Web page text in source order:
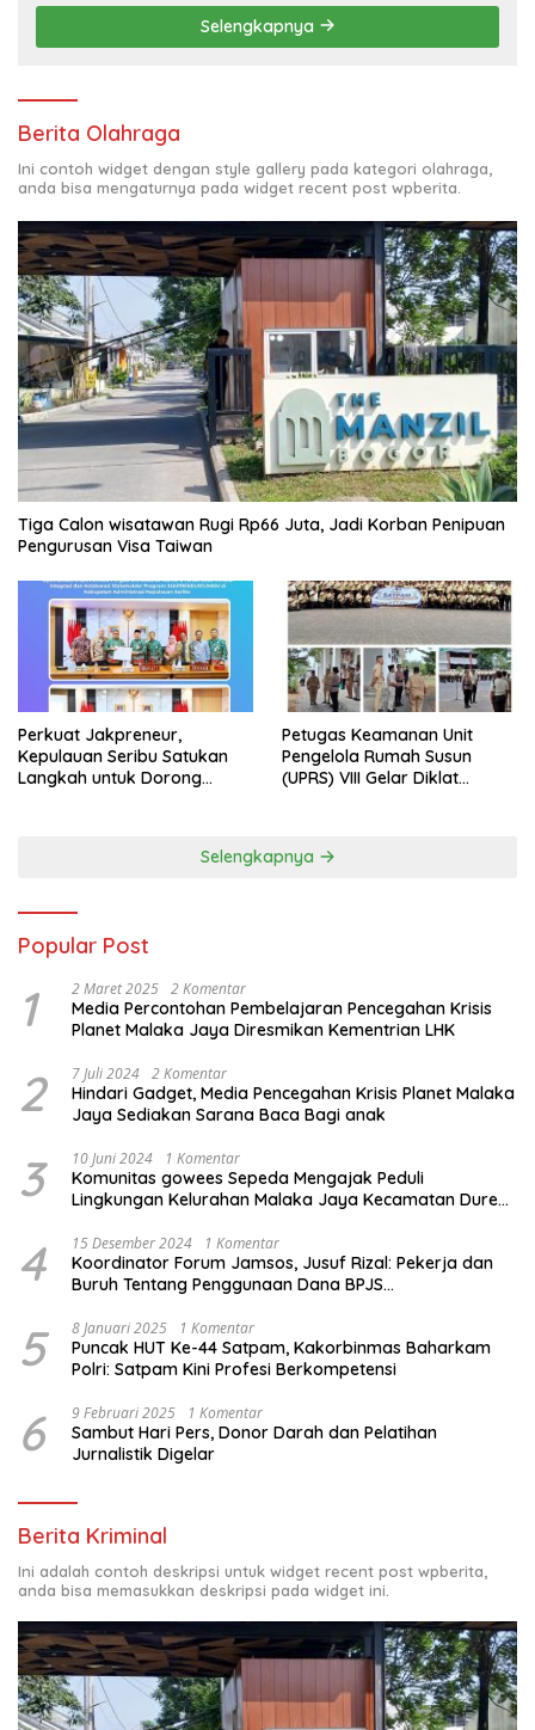
Bhabinkamtibmas Polda Metro Jaya*
Selengkapnya
Berita Olahraga
Ini contoh widget dengan style gallery pada kategori olahraga,
anda bisa mengaturnya pada widget recent post wpberita.
Tiga Calon wisatawan Rugi Rp66 Juta, Jadi Korban Penipuan
Pengurusan Visa Taiwan
Perkuat Jakpreneur,
Kepulauan Seribu Satukan
Langkah untuk Dorong
Petugas Keamanan Unit
Pengelola Rumah Susun
(UPRS) VIII Gelar Diklat
Bhabinkamtibmas Polda
Selengkapnya
Popular Post
1 2 Maret 2025 2 Komentar
Media Percontohan Pembelajaran Pencegahan Krisis
Planet Malaka Jaya Diresmikan Kementrian LHK
2 7 Juli 2024 2 Komentar
Hindari Gadget, Media Pencegahan Krisis Planet Malaka
Jaya Sediakan Sarana Baca Bagi anak
3 10 Juni 2024 1 Komentar
Komunitas gowees Sepeda Mengajak Peduli
Lingkungan Kelurahan Malaka Jaya Kecamatan Duren
4 15 Desember 2024 1 Komentar
Koordinator Forum Jamsos, Jusuf Rizal: Pekerja dan
Buruh Tentang Penggunaan Dana BPJS
5 8 Januari 2025 1 Komentar
Puncak HUT Ke-44 Satpam, Kakorbinmas Baharkam
Polri: Satpam Kini Profesi Berkompetensi
6 9 Februari 2025 1 Komentar
Sambut Hari Pers, Donor Darah dan Pelatihan
Jurnalistik Digelar
Berita Kriminal
Ini adalah contoh deskripsi untuk widget recent post wpberita,
anda bisa memasukkan deskripsi pada widget ini.